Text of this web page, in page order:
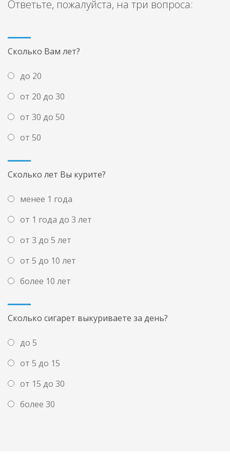
Ответьте, пожалуйста, на три вопроса:
Сколько Вам лет?
до 20
от 20 до 30
от 30 до 50
от 50
Сколько лет Вы курите?
менее 1 года
от 1 года до 3 лет
от 3 до 5 лет
от 5 до 10 лет
более 10 лет
Сколько сигарет выкуриваете за день?
до 5
от 5 до 15
от 15 до 30
более 30